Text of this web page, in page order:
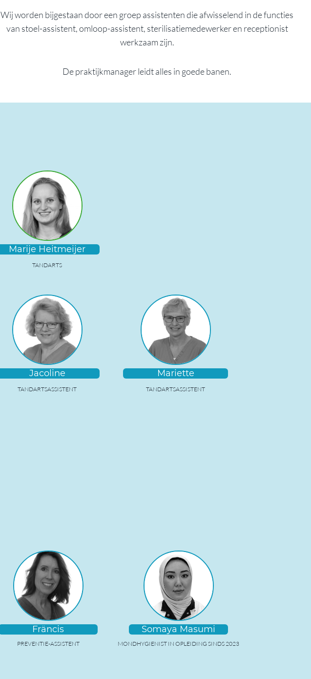
Wij worden bijgestaan door een groep assistenten die afwisselend in de functies
van stoel-assistent, omloop-assistent, sterilisatiemedewerker en receptionist
werkzaam zijn.
De praktijkmanager leidt alles in goede banen.
Marije Heitmeijer
TANDARTS
Jacoline
TANDARTSASSISTENT
Mariette
TANDARTSASSISTENT
Fräncis
PREVENTIE-ASSISTENT
Somaya Masumi
MONDHYGIENIST IN OPLEIDING SINDS 2023